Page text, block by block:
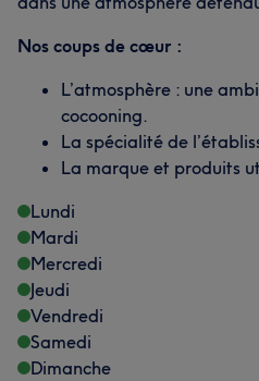
Nos coups de cœur :
L’atmosphère : une
cocooning.
La spécialité de
La marque et produits
Lundi
Mardi
Mercredi
Jeudi
Vendredi
Samedi
Dimanche